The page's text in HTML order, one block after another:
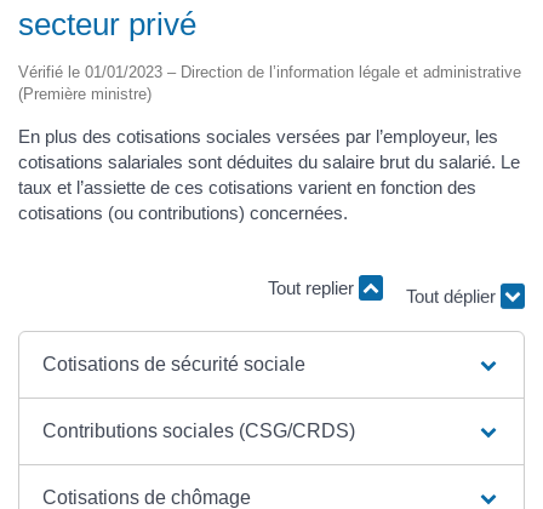
secteur privé
Vérifié le 01/01/2023 – Direction de l’information légale et administrative
(Première ministre)
En plus des cotisations sociales versées par l’employeur, les
cotisations salariales sont déduites du salaire brut du salarié. Le
taux et l’assiette de ces cotisations varient en fonction des
cotisations (ou contributions) concernées.
Tout replier
Tout déplier
Cotisations de sécurité sociale
Contributions sociales (CSG/CRDS)
Cotisations de chômage